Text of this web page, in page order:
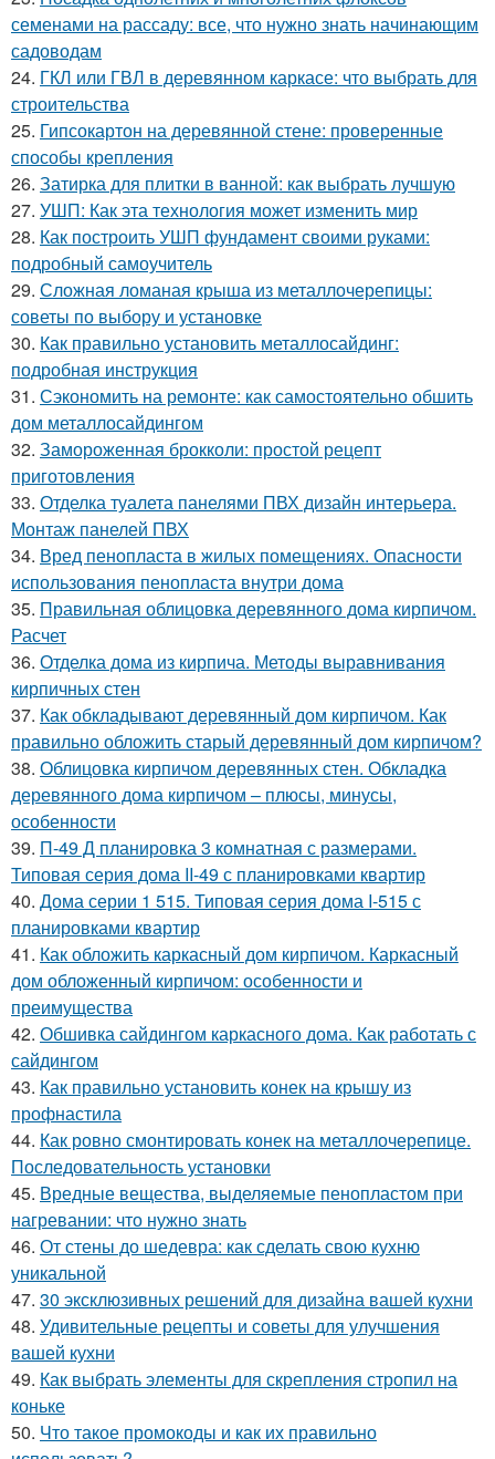
семенами на рассаду: все, что нужно знать начинающим
садоводам
24. ГКЛ или ГВЛ в деревянном каркасе: что выбрать для
строительства
25. Гипсокартон на деревянной стене: проверенные
способы крепления
26. Затирка для плитки в ванной: как выбрать лучшую
27. УШП: Как эта технология может изменить мир
28. Как построить УШП фундамент своими руками:
подробный самоучитель
29. Сложная ломаная крыша из металлочерепицы:
советы по выбору и установке
30. Как правильно установить металлосайдинг:
подробная инструкция
31. Сэкономить на ремонте: как самостоятельно обшить
дом металлосайдингом
32. Замороженная брокколи: простой рецепт
приготовления
33. Отделка туалета панелями ПВХ дизайн интерьера.
Монтаж панелей ПВХ
34. Вред пенопласта в жилых помещениях. Опасности
использования пенопласта внутри дома
35. Правильная облицовка деревянного дома кирпичом.
Расчет
36. Отделка дома из кирпича. Методы выравнивания
кирпичных стен
37. Как обкладывают деревянный дом кирпичом. Как
правильно обложить старый деревянный дом кирпичом?
38. Облицовка кирпичом деревянных стен. Обкладка
деревянного дома кирпичом – плюсы, минусы,
особенности
39. П-49 Д планировка 3 комнатная с размерами.
Типовая серия дома II-49 с планировками квартир
40. Дома серии 1 515. Типовая серия дома I-515 с
планировками квартир
41. Как обложить каркасный дом кирпичом. Каркасный
дом обложенный кирпичом: особенности и
преимущества
42. Обшивка сайдингом каркасного дома. Как работать с
сайдингом
43. Как правильно установить конек на крышу из
профнастила
44. Как ровно смонтировать конек на металлочерепице.
Последовательность установки
45. Вредные вещества, выделяемые пенопластом при
нагревании: что нужно знать
46. От стены до шедевра: как сделать свою кухню
уникальной
47. 30 эксклюзивных решений для дизайна вашей кухни
48. Удивительные рецепты и советы для улучшения
вашей кухни
49. Как выбрать элементы для скрепления стропил на
коньке
50. Что такое промокоды и как их правильно